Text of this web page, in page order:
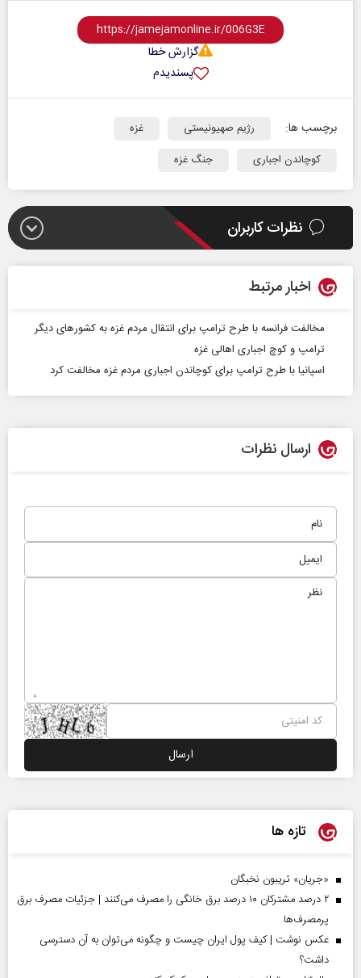
گزارش خطا
پسندیدم
برچسب ها: رژیم صهیونیستی
غزه
کوچاندن اجباری
جنگ غزه
نظرات کاربران
اخبار مرتبط
مخالفت فرانسه با طرح ترامپ برای انتقال مردم غزه به کشورهای دیگر
ترامپ و کوچ اجباری اهالی غزه
اسپانیا با طرح ترامپ برای کوچاندن اجباری مردم غزه مخالفت کرد
ارسال نظرات
تازه ها
«جریان» تریبون نخبگان
۲ درصد مشترکان ۱۰ درصد برق خانگی را مصرف می‌کنند | جزئیات مصرف برق
پرمصرف‌ها
عکس نوشت | کیف پول ایران چیست و چگونه می‌توان به آن دسترسی
داشت؟